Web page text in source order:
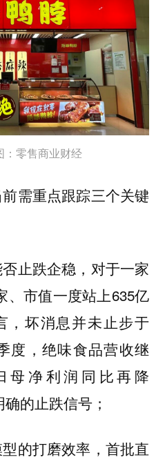
：零售商业财经
需重点跟踪三个关键
止跌企稳，对于一家
、市值一度站上635亿
，坏消息并未止步于
度，绝味食品营收继
母净利润同比再降
的止跌信号；
的打磨效率，首批直